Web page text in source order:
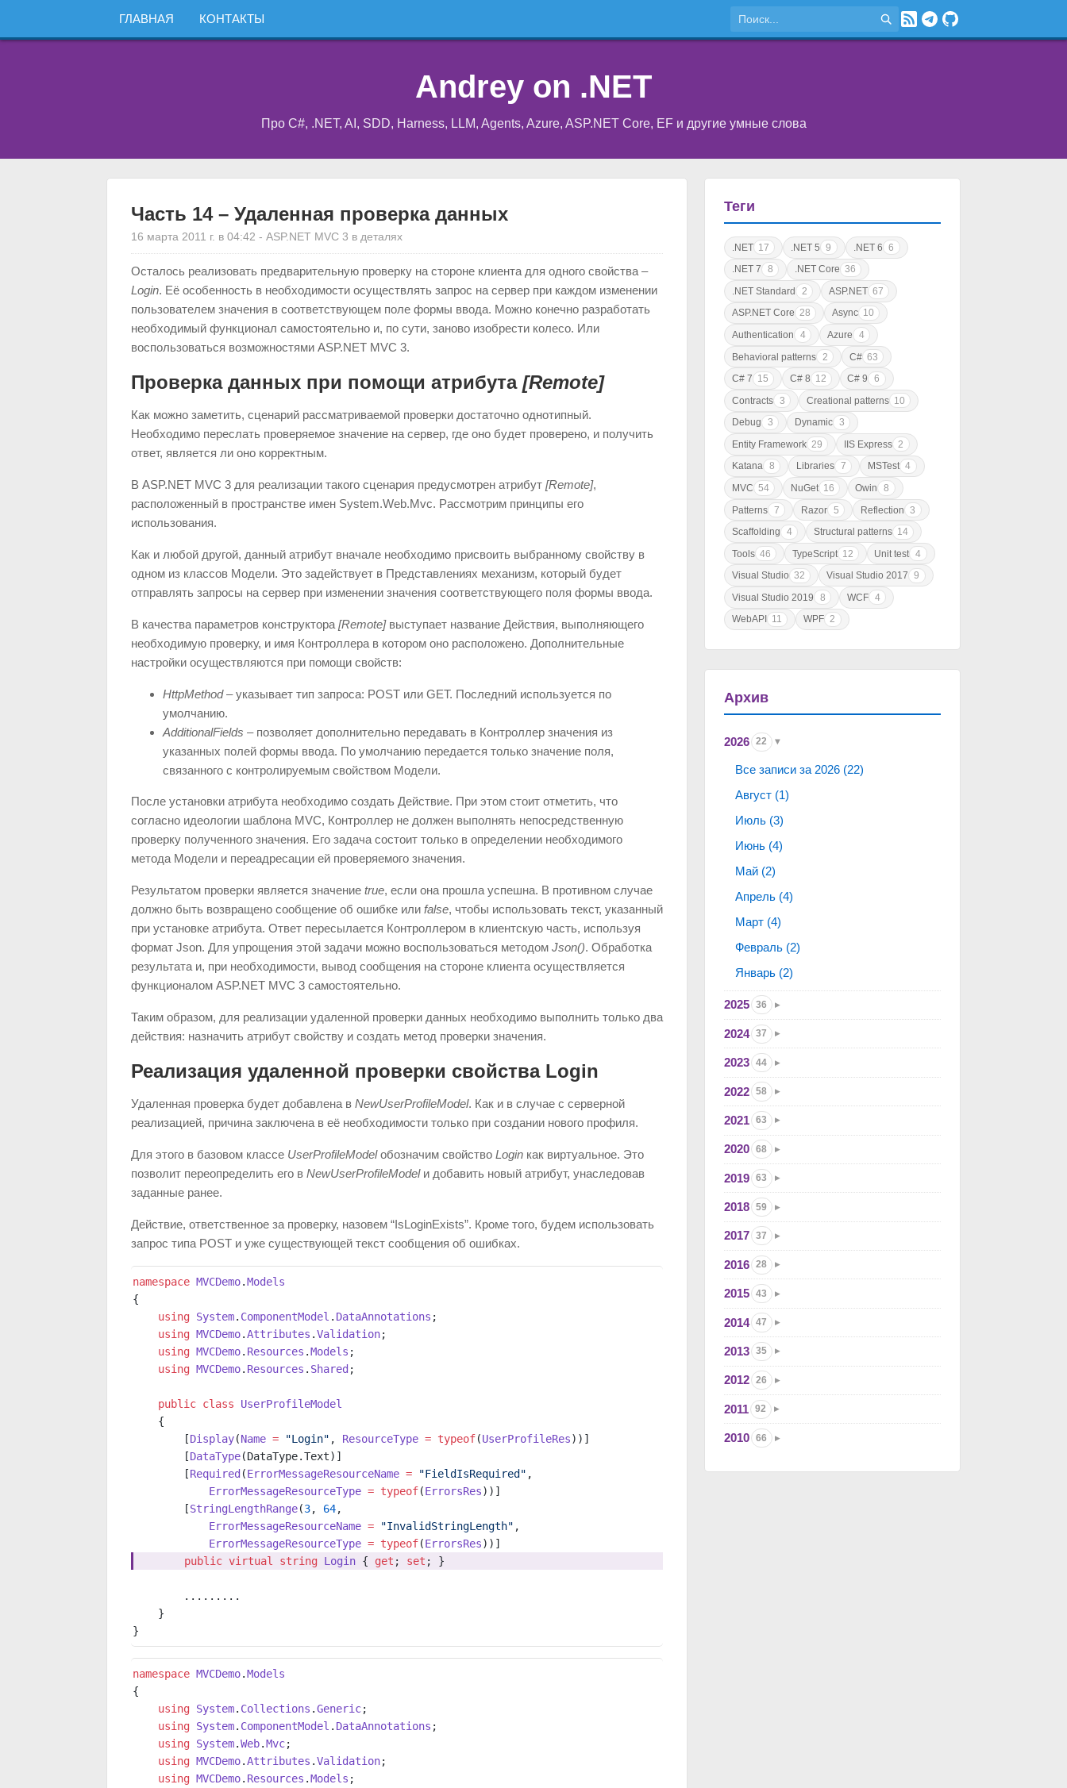
ГЛАВНАЯ КОНТАКТЫ
Andrey on .NET
Про C#, .NET, AI, SDD, Harness, LLM, Agents, Azure, ASP.NET Core, EF и другие умные слова
Часть 14 – Удаленная проверка данных
16 марта 2011 г. в 04:42 - ASP.NET MVC 3 в деталях
Осталось реализовать предварительную проверку на стороне клиента для одного свойства –
Login. Её особенность в необходимости осуществлять запрос на сервер при каждом изменении
пользователем значения в соответствующем поле формы ввода. Можно конечно разработать
необходимый функционал самостоятельно и, по сути, заново изобрести колесо. Или
воспользоваться возможностями ASP.NET MVC 3.
Проверка данных при помощи атрибута [Remote]
Как можно заметить, сценарий рассматриваемой проверки достаточно однотипный.
Необходимо переслать проверяемое значение на сервер, где оно будет проверено, и получить
ответ, является ли оно корректным.
В ASP.NET MVC 3 для реализации такого сценария предусмотрен атрибут [Remote],
расположенный в пространстве имен System.Web.Mvc. Рассмотрим принципы его
использования.
Как и любой другой, данный атрибут вначале необходимо присвоить выбранному свойству в
одном из классов Модели. Это задействует в Представлениях механизм, который будет
отправлять запросы на сервер при изменении значения соответствующего поля формы ввода.
В качества параметров конструктора [Remote]выступает название Действия, выполняющего
необходимую проверку, и имя Контроллера в котором оно расположено. Дополнительные
настройки осуществляются при помощи свойств:
HttpMethod– указывает тип запроса: POST или GET. Последний используется по
умолчанию.
AdditionalFields – позволяет дополнительно передавать в Контроллер значения из
указанных полей формы ввода. По умолчанию передается только значение поля,
связанного с контролируемым свойством Модели.
После установки атрибута необходимо создать Действие. При этом стоит отметить, что
согласно идеологии шаблона MVC, Контроллер не должен выполнять непосредственную
проверку полученного значения. Его задача состоит только в определении необходимого
метода Модели и переадресации ей проверяемого значения.
Результатом проверки является значение true, если она прошла успешна. В противном случае
должно быть возвращено сообщение об ошибке или false, чтобы использовать текст, указанный
при установке атрибута. Ответ пересылается Контроллером в клиентскую часть, используя
формат Json. Для упрощения этой задачи можно воспользоваться методом Json(). Обработка
результата и, при необходимости, вывод сообщения на стороне клиента осуществляется
функционалом ASP.NET MVC 3 самостоятельно.
Таким образом, для реализации удаленной проверки данных необходимо выполнить только два
действия: назначить атрибут свойству и создать метод проверки значения.
Реализация удаленной проверки свойства Login
Удаленная проверка будет добавлена в NewUserProfileModel. Как и в случае с серверной
реализацией, причина заключена в её необходимости только при создании нового профиля.
Для этого в базовом классе UserProfileModelобозначим свойство Loginкак виртуальное. Это
позволит переопределить его в NewUserProfileModelи добавить новый атрибут, унаследовав
заданные ранее.
Действие, ответственное за проверку, назовем “IsLoginExists”. Кроме того, будем использовать
запрос типа POST и уже существующей текст сообщения об ошибках.
namespace MVCDemo.Models
{
    using
System. ComponentModel . DataAnnotations ;
    using
MVCDemo.Attributes .Validation;
    using
MVCDemo. Resources .Models ;
    using
MVCDemo. Resources . Shared ;
    public
class UserProfileModel
    {
        [
Display(Name = "Login" , ResourceType = typeof(UserProfileRes))]
        [
DataType(DataType.Text)]
        [
Required (ErrorMessageResourceName = "FieldIsRequired" ,
            ErrorMessageResourceType
= typeof(ErrorsRes))]
        [
StringLengthRange(3, 64,
            ErrorMessageResourceName
= "InvalidStringLength" ,
            ErrorMessageResourceType
= typeof(ErrorsRes))]
        public
virtual string Login { get ; set ; }
        .........
    }
}
namespace MVCDemo.Models
{
    using
System. Collections .Generic;
    using
System. ComponentModel . DataAnnotations ;
    using
System.Web.Mvc;
    using
MVCDemo.Attributes .Validation;
    using
MVCDemo. Resources .Models ;
Теги
.NET 17 .NET 5 9 .NET 6 6
.NET 7
8 .NET Core 36
.NET Standard
2 ASP.NET 67
ASP.NET Core 28 Async 10
Authentication
4 Azure
4
Behavioral patterns
2 C# 63
C# 7 15 C# 8 12 C# 9
6
Contracts 3 Creational patterns 10
Debug
3 Dynamic 3
Entity Framework 29 IIS Express 2
Katana 8 Libraries 7 MSTest 4
MVC 54 NuGet 16 Owin
8
Patterns 7 Razor 5 Reflection
3
Scaffolding
4 Structural patterns 14
Tools 46 TypeScript 12 Unit test 4
Visual Studio 32 Visual Studio 2017 9
Visual Studio 2019
8 WCF 4
WebAPI
11 WPF 2
Архив
2026 22
Все записи за 2026 (22)
Август (1)
Июль (3)
Июнь (4)
Май (2)
Апрель (4)
Март (4)
Февраль (2)
Январь (2)
2025 36
2024 37
2023 44
2022 58
2021 63
2020 68
2019 63
2018 59
2017 37
2016 28
2015 43
2014 47
2013 35
2012 26
2011 92
2010 66